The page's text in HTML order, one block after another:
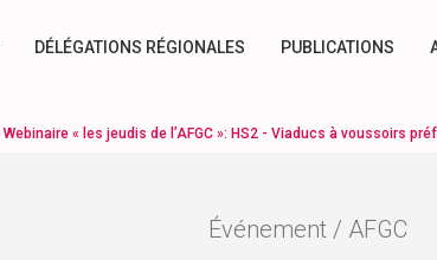
DÉLÉGATIONS RÉGIONALES PUBLICATIONS
Webinaire « les jeudis de l’AFGC »: HS2 - Viaducs à voussoirs
Événement / AFGC